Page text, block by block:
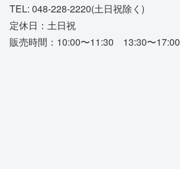
TEL: 048-228-2220(土日祝除く)
定休日：土日祝
販売時間：10:00〜11:30 13:30〜17:00